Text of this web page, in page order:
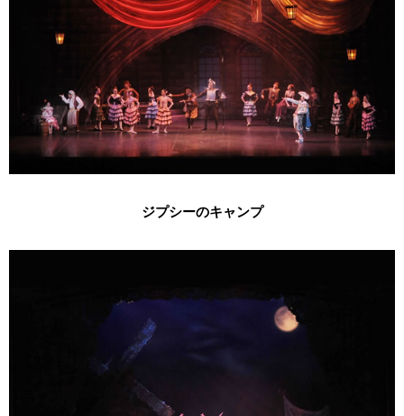
ジプシーのキャンプ